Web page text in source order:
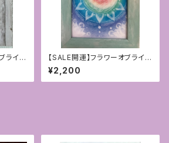
ライフ
ト〜
【SALE開運】フラワーオブライフ
アート原画 1点モノ〜チャクラ〜
¥2,200